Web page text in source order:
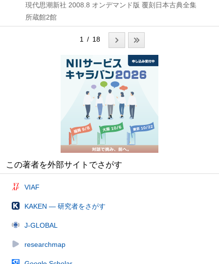
現代思潮新社 2008.8 オンデマンド版 覆刻日本古典全集
所蔵館2館
1 / 18
この著者を外部サイトでさがす
VIAF
KAKEN — 研究者をさがす
J-GLOBAL
researchmap